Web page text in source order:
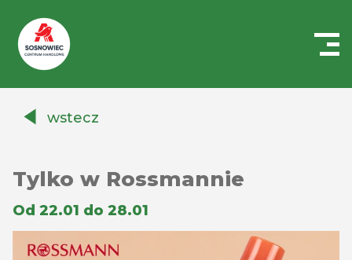
Auchanwstecz
Tylko w Rossmannie
Od 22.01 do 28.01